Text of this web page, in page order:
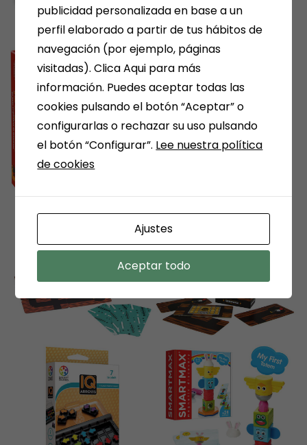
publicidad personalizada en base a un
perfil elaborado a partir de tus hábitos de
navegación (por ejemplo, páginas
visitadas). Clica Aqui para más
información. Puedes aceptar todas las
cookies pulsando el botón “Aceptar” o
configurarlas o rechazar su uso pulsando
el botón “Configurar”. Lee nuestra política
de cookies
Ajustes
Aceptar todo